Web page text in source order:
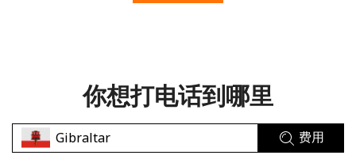
你想打电话到哪里
费用